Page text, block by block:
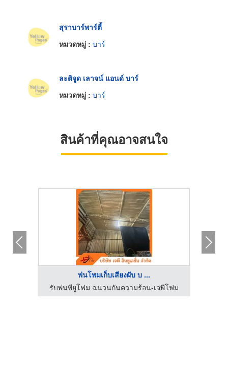
สุราบาร์พาร์ตี้
หมวดหมู่ : บาร์
ละติจูด เลาจน์ แอนด์ บาร์
หมวดหมู่ : บาร์
สินค้าที่คุณอาจสนใจ
พ่นโพมเก็บเสียงผับ บ ...
รับพ่นพียูโฟม ฉนวนกันความร้อน-เจพีโฟม